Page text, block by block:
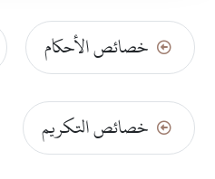
خصائص الأحكام
خصائص التكريم